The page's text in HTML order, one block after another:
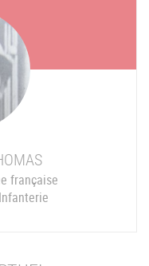
française